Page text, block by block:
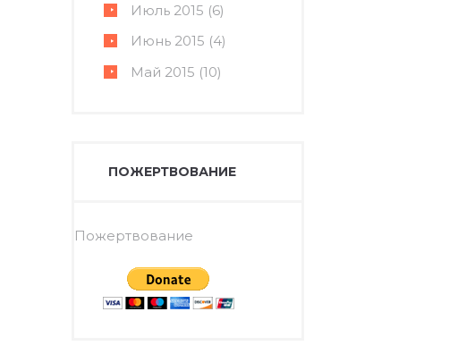
Июль 2015 (6)
Июнь 2015 (4)
Май 2015 (10)
ПОЖЕРТВОВАНИЕ
Пожертвование